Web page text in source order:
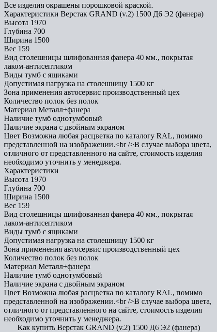
Все изделия окрашены порошковой краской.
Характеристики Верстак GRAND (v.2) 1500 Д6 Э2 (фанера)
Высота 1970
Глубина 700
Ширина 1500
Вес 159
Вид столешницы шлифованная фанера 40 мм., покрытая
лаком-антисептиком
Виды тумб с ящиками
Допустимая нагрузка на столешницу 1500 кг
Зона применения автосервис производственный цех
Количество полок без полок
Материал Металл+фанера
Наличие тумб однотумбовый
Наличие экрана с двойным экраном
Цвет Возможна любая расцветка по каталогу RAL, помимо
представленной на изображении.<br />В случае выбора цвета,
отличного от представленного на сайте, стоимость изделия
необходимо уточнить у менеджера.
Характеристики
Высота 1970
Глубина 700
Ширина 1500
Вес 159
Вид столешницы шлифованная фанера 40 мм., покрытая
лаком-антисептиком
Виды тумб с ящиками
Допустимая нагрузка на столешницу 1500 кг
Зона применения автосервис производственный цех
Количество полок без полок
Материал Металл+фанера
Наличие тумб однотумбовый
Наличие экрана с двойным экраном
Цвет Возможна любая расцветка по каталогу RAL, помимо
представленной на изображении.<br />В случае выбора цвета,
отличного от представленного на сайте, стоимость изделия
необходимо уточнить у менеджера.
Как купить Верстак GRAND (v.2) 1500 Д6 Э2 (фанера)